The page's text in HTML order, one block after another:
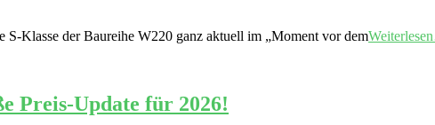
S-Klasse der Baureihe W220 ganz aktuell im „Moment vor dem
Preis-Update für 2026!